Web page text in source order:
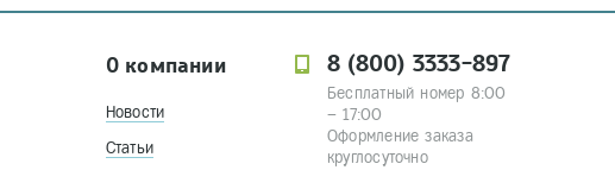
О компании
Новости
Статьи
8 (800) 3333-897
Бесплатный номер 8:00
– 17:00
Оформление заказа
круглосуточно